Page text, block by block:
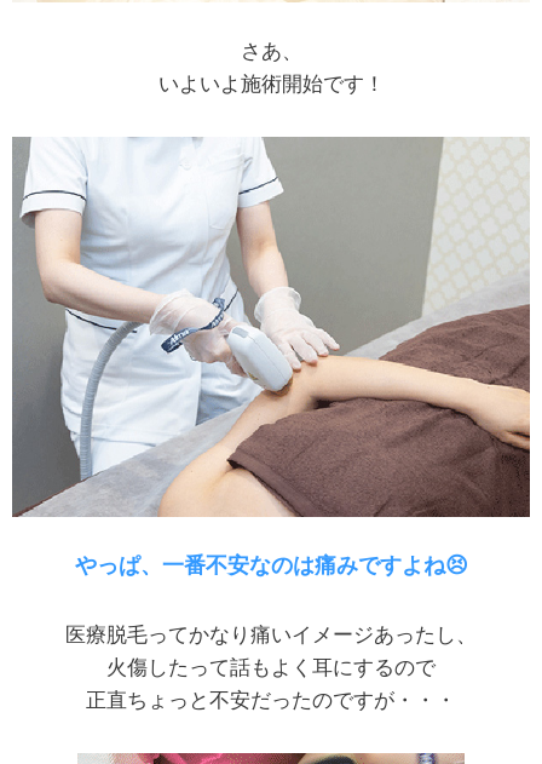
さあ、
いよいよ施術開始です！
やっぱ、一番不安なのは痛みですよね😣
医療脱毛ってかなり痛いイメージあったし、
火傷したって話もよく耳にするので
正直ちょっと不安だったのですが・・・